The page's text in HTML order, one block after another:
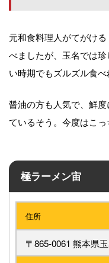
元和食料理人がてがけ
べましたが、玉名では
い時期でもズルズル食
醤油の方も人気で、鮮
ているそう。今度はこ
極ラーメン宙
住所
〒865-0061 熊本県